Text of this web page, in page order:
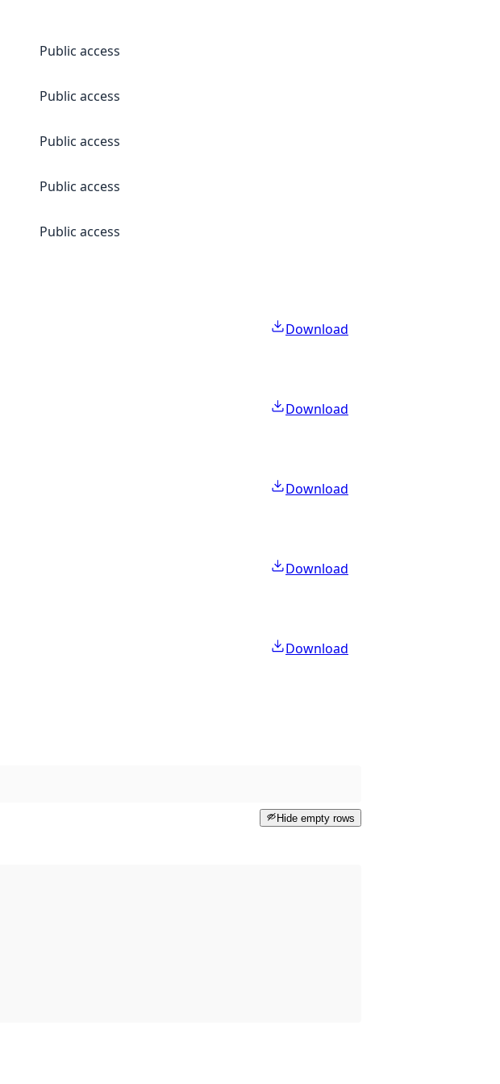
Public access
Public access
Public access
Public access
Public access
Download
Download
Download
Download
Download
Hide empty rows